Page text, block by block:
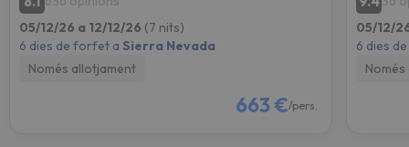
05/12/26 a 12/12/26 (7 nits)
6 dies de forfet a Sierra Nevada
Només allotjament
663 €/pers.
05/12/
6 dies